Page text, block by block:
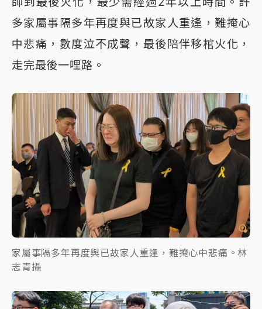
多家屬事隔多年再度與已故家人重逢，難掩心
中悲痛，數度泣不成聲，最後陪伴移棺火化，
走完最後一哩路。
家屬事隔多年再度與已故家人重逢，難掩心中悲痛。林
志青攝